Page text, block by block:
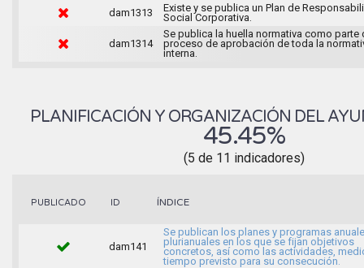
dam1313
Existe y se publica un Plan de
Social Corporativa.
dam1314
Se publica la huella normativa como parte
proceso de aprobación de toda la
interna.
PLANIFICACIÓN Y ORGANIZACIÓN DEL
45.45%
(5 de 11 indicadores)
PUBLICADO ID ÍNDICE
dam141
Se publican los planes y programas
plurianuales en los que se fijan objetivos
concretos, así como las actividades,
tiempo previsto para su consecución.